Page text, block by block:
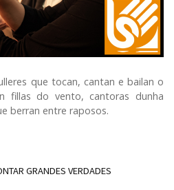
española)
que tocan, cantan e bailan o
fillas do vento, cantoras dunha
berran entre raposos.
GRANDES VERDADES